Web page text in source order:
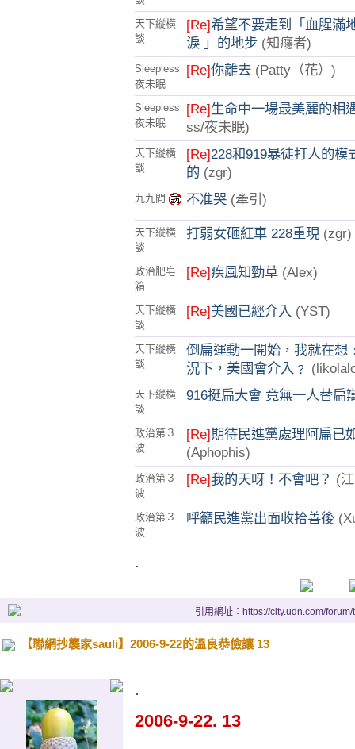
天下縱橫
談
[Re]希望不要走到「血腥滿
淚 」的地步 (知癮者)
Sleepless
夜未眠
[Re]你離去 (Patty（花）)
Sleepless
夜未眠
[Re]生命中一場最美麗的相
ss/夜未眠)
天下縱橫
談
[Re]228和919暴徒打人的模
的 (zgr)
九九間 不准哭 (牽引)
天下縱橫
談
打弱女砸紅車 228重現 (zgr)
政治肥皂
箱
[Re]疾風知勁草 (Alex)
天下縱橫
談
[Re]美國已經介入 (YST)
天下縱橫
談
倒扁運動一開始，我就在想
況下，美國會介入﹖
天下縱橫
談
916挺扁大會 竟無一人替扁
政治第３
波
[Re]期待民進黨處理阿扁已
(Aphophis)
政治第３
波
[Re]我的天呀！不會吧？ (
政治第３
波
呼籲民進黨出面收拾善後
.
引用網址：https://city.udn.com/
【聯網抄襲家sauli】2006-9-22的溫良恭儉讓 13
.
2006-9-22. 13